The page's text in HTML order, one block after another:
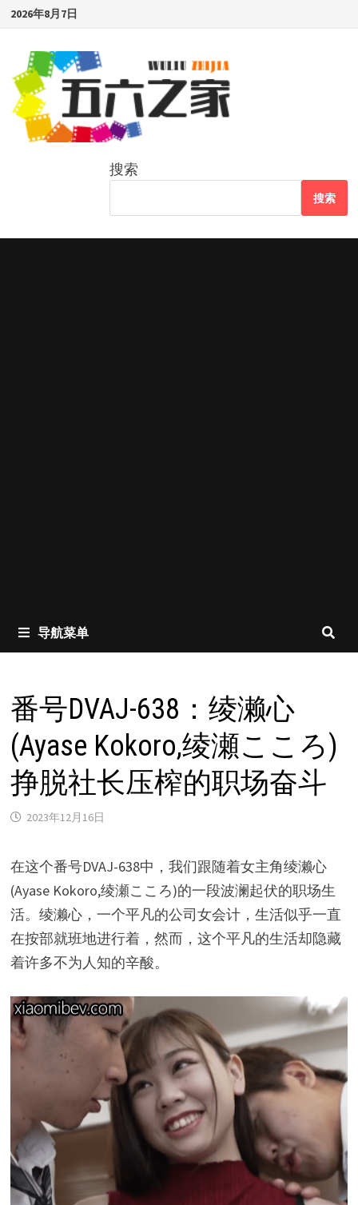
Skip
content
2026年8月7日
搜索
搜索
导航菜单
番号DVAJ-638：绫濑心
(Ayase Kokoro,绫瀬こころ)
挣脱社长压榨的职场奋斗
2023年12月16日
在这个番号DVAJ-638中，我们跟随着女主角绫濑心
(Ayase Kokoro,绫瀬こころ)的一段波澜起伏的职场生
活。绫濑心，一个平凡的公司女会计，生活似乎一直
在按部就班地进行着，然而，这个平凡的生活却隐藏
着许多不为人知的辛酸。